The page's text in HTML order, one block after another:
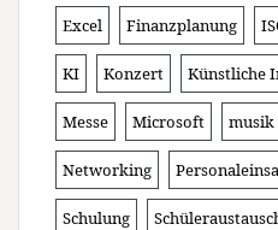
Excel Finanzplanung
KI Konzert Künstliche
Messe Microsoft musik
Networking
Schulung